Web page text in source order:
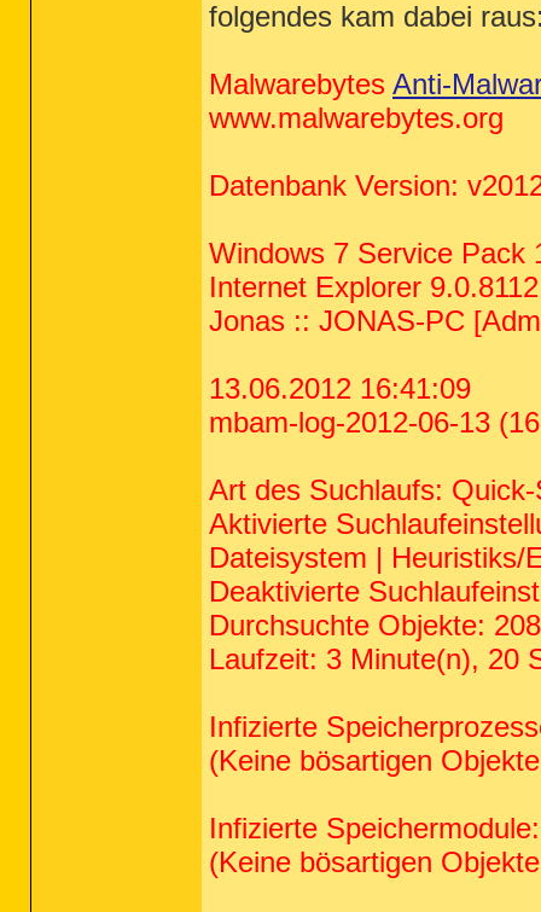
folgendes kam dabei
Malwarebytes Anti-
www.malwarebytes.org
Datenbank Version:
Windows 7 Service Pack
Internet Explorer
Jonas :: JONAS-PC
13.06.2012 16:41:09
mbam-log-2012-06-13
Art des Suchlaufs:
Aktivierte
Dateisystem | Heuristiks/
Deaktivierte
Durchsuchte Objekte:
Laufzeit: 3 Minute(n), 20
Infizierte
(Keine bösartigen
Infizierte
(Keine bösartigen